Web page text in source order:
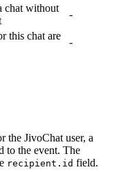
chat without
-
this chat are
-
the JivoChat user, a
to the event. The
recipient.id field.